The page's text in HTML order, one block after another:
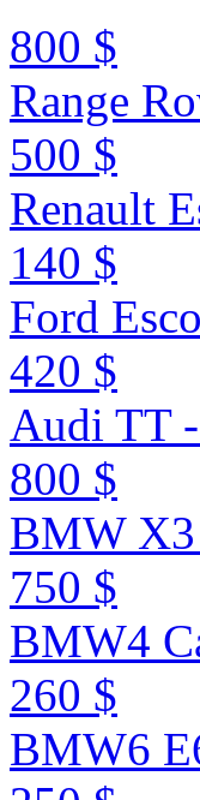
800 $
Range
500 $
Renault
140 $
Ford
420 $
Audi TT
800 $
BMW
750 $
BMW4
260 $
BMW6